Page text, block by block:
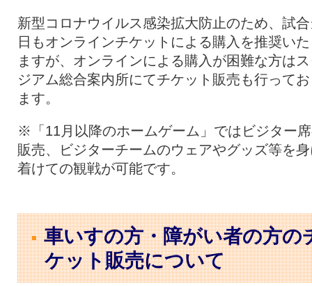
新型コロナウイルス感染拡大防止のため、試
日もオンラインチケットによる購入を推奨い
ますが、オンラインによる購入が困難な方は
ジアム総合案内所にてチケット販売も行って
ます。
※「11月以降のホームゲーム」ではビジター
販売、ビジターチームのウェアやグッズ等を
着けての観戦が可能です。
車いすの方・障がい者の方の
ケット販売について